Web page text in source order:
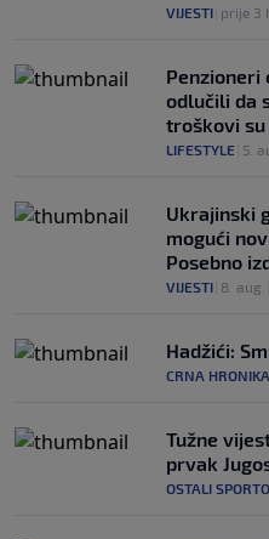
VIJESTI prije 3
Penzioneri
odlučili da
troškovi su
LIFESTYLE 5.
Ukrajinski
mogući
Posebno
VIJESTI 8. aug.
Hadžići:
CRNA HRONIKA
Tužne
prvak
OSTALI